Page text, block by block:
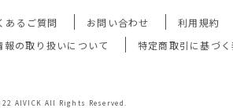
あるご質問 お問い合わせ
利用規約
報の取り扱いについて 特定商取引に基づ
AIVICK All Rights Reserved.